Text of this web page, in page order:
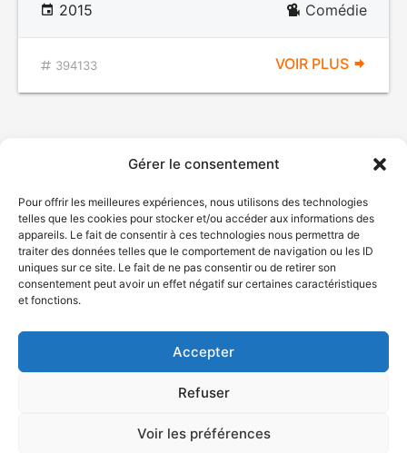
Gérer le consentement
Pour offrir les meilleures expériences, nous utilisons des technologies
telles que les cookies pour stocker et/ou accéder aux informations des
appareils. Le fait de consentir à ces technologies nous permettra de
traiter des données telles que le comportement de navigation ou les ID
uniques sur ce site. Le fait de ne pas consentir ou de retirer son
consentement peut avoir un effet négatif sur certaines caractéristiques
et fonctions.
Accepter
Refuser
Voir les préférences
2015 Comédie
394133 VOIR PLUS
© Gouvernement du Québec, 2026
Plan du site
Accessibilité
Accès à l'information
Déclaration de services